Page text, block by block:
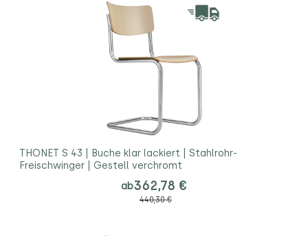
THONET S 43 | Buche klar lackiert | Stahlrohr-
Freischwinger | Gestell verchromt
ab362,78 €
440,30 €